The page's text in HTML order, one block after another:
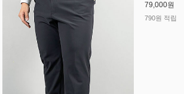
79,000원
790원 적립